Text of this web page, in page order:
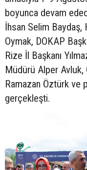
boyunca devam
İhsan Selim Baydaş,
Oymak, DOKAP
Rize İl Başkanı
Müdürü Alper
Ramazan Öztürk ve
gerçekleşti.